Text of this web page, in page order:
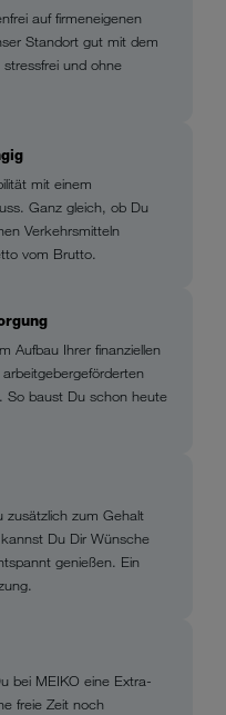
auf firmeneigenen
Standort gut mit dem
und ohne
mit einem
Ganz gleich, ob Du
Verkehrsmitteln
vom Brutto.
Aufbau Ihrer finanziellen
So baust Du schon heute
zusätzlich zum Gehalt
Du Dir Wünsche
genießen. Ein
bei MEIKO eine Extra-
freie Zeit noch